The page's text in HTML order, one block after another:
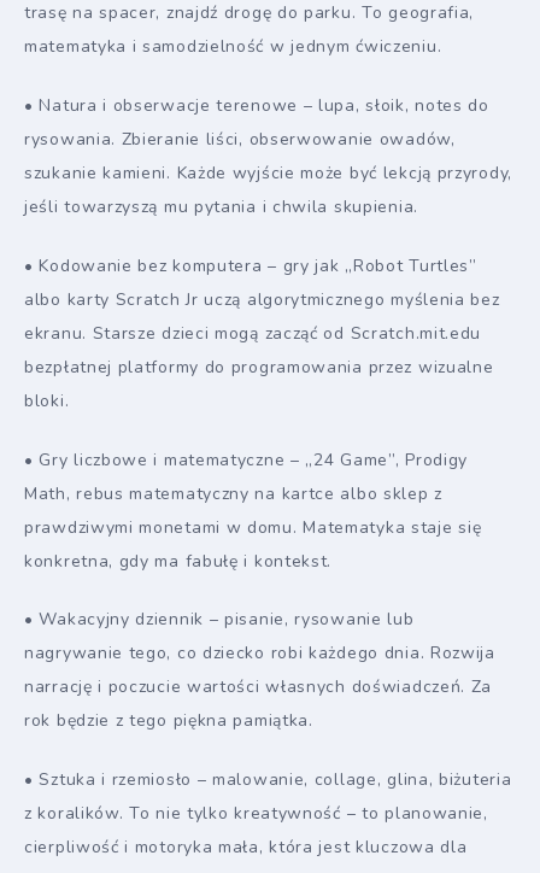
trasę na spacer, znajdź drogę do parku. To geografia,
matematyka i samodzielność w jednym ćwiczeniu.
• Natura i obserwacje terenowe – lupa, słoik, notes do
rysowania. Zbieranie liści, obserwowanie owadów,
szukanie kamieni. Każde wyjście może być lekcją przyrody,
jeśli towarzyszą mu pytania i chwila skupienia.
• Kodowanie bez komputera – gry jak „Robot Turtles”
albo karty Scratch Jr uczą algorytmicznego myślenia bez
ekranu. Starsze dzieci mogą zacząć od Scratch.mit.edu
bezpłatnej platformy do programowania przez wizualne
bloki.
• Gry liczbowe i matematyczne – „24 Game”, Prodigy
Math, rebus matematyczny na kartce albo sklep z
prawdziwymi monetami w domu. Matematyka staje się
konkretna, gdy ma fabułę i kontekst.
• Wakacyjny dziennik – pisanie, rysowanie lub
nagrywanie tego, co dziecko robi każdego dnia. Rozwija
narrację i poczucie wartości własnych doświadczeń. Za
rok będzie z tego piękna pamiątka.
• Sztuka i rzemiosło – malowanie, collage, glina, biżuteria
z koralików. To nie tylko kreatywność – to planowanie,
cierpliwość i motoryka mała, która jest kluczowa dla